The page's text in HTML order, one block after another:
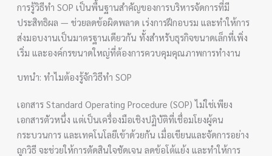
การรู้วิธีทำ SOP เป็นพื้นฐานสำคัญของการบริหารจัดการที่มี
ประสิทธิผล — ช่วยลดข้อผิดพลาด เร่งการฝึกอบรม และทำให้การ
ส่งมอบงานเป็นมาตรฐานเดียวกัน ทั้งสำหรับธุรกิจขนาดเล็กที่เพิ่ง
เริ่ม และองค์กรขนาดใหญ่ที่ต้องการควบคุมคุณภาพการทำงาน
บทนำ: ทำไมต้องรู้จักวิธีทำ SOP
เอกสาร Standard Operating Procedure (SOP) ไม่ใช่เพียง
เอกสารตัวหนึ่ง แต่เป็นเครื่องมือเชิงปฏิบัติที่เชื่อมโยงผู้คน
กระบวนการ และเทคโนโลยีเข้าด้วยกัน เมื่อเขียนและจัดการอย่าง
ถูกวิธี จะช่วยให้การตัดสินใจชัดเจน ลดข้อโต้แย้ง และทำให้การ